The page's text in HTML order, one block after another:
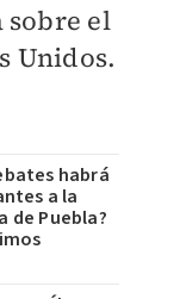
el
Unidos.
habrá
a la
de Puebla?